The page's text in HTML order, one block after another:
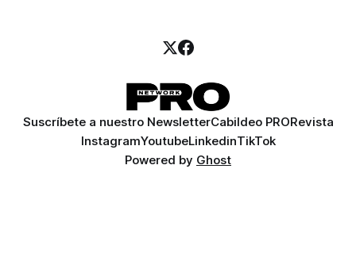
Suscríbete a nuestro NewsletterCabildeo PRORevista
InstagramYoutubeLinkedinTikTok
Powered by Ghost